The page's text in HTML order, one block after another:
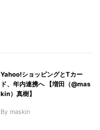
Yahoo!ショッピングとTカー
ド、年内連携へ 【増田（@mas
kin）真樹】
By maskin